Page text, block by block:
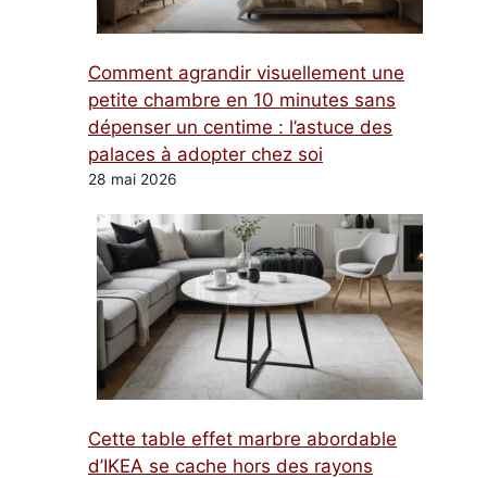
Comment agrandir visuellement une
petite chambre en 10 minutes sans
dépenser un centime : l’astuce des
palaces à adopter chez soi
28 mai 2026
Cette table effet marbre abordable
d’IKEA se cache hors des rayons